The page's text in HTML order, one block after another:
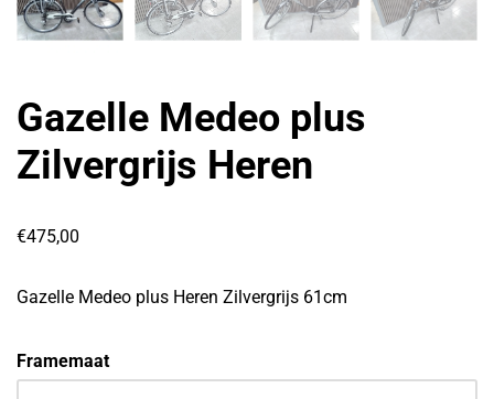
Gazelle Medeo plus
Zilvergrijs Heren
€475,00
Gazelle Medeo plus Heren Zilvergrijs 61cm
Framemaat